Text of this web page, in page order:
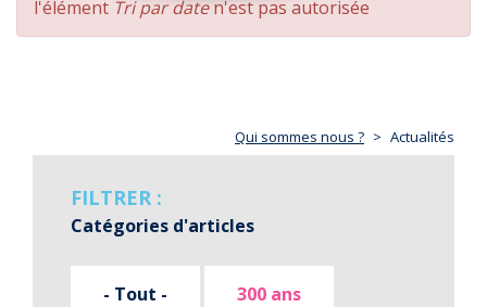
contenu
principal
D'ERREUR
l'élément Tri par daten'est pas autorisée
Qui sommes nous ? Actualités
FILTRER :
Catégories d'articles
- Tout - 300 ans